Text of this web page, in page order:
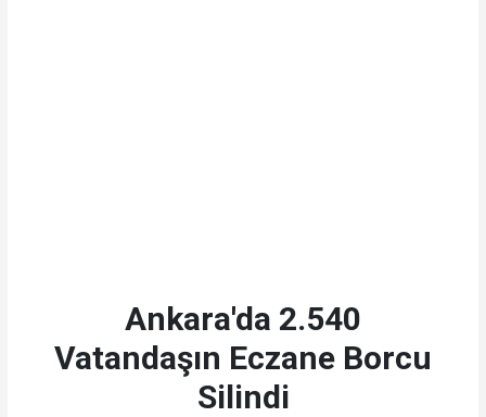
Ankara'da 2.540
Vatandaşın Eczane Borcu
Silindi